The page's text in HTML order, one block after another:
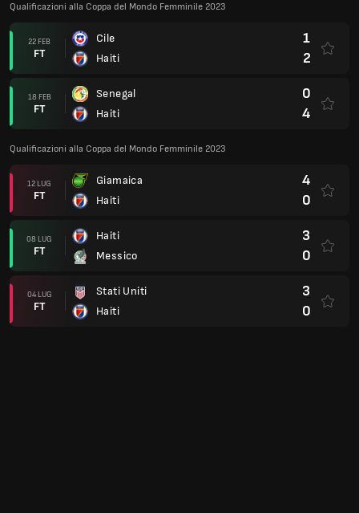
Qualificazioni alla Coppa del Mondo Femminile 2023
22 FEB
FT
Cile
Haiti
1
2
18 FEB
FT
Senegal
Haiti
0
4
Qualificazioni alla Coppa del Mondo Femminile 2023
12 LUG
FT
Giamaica
Haiti
4
0
08 LUG
FT
Haiti
Messico
3
0
04 LUG
FT
Stati Uniti
Haiti
3
0